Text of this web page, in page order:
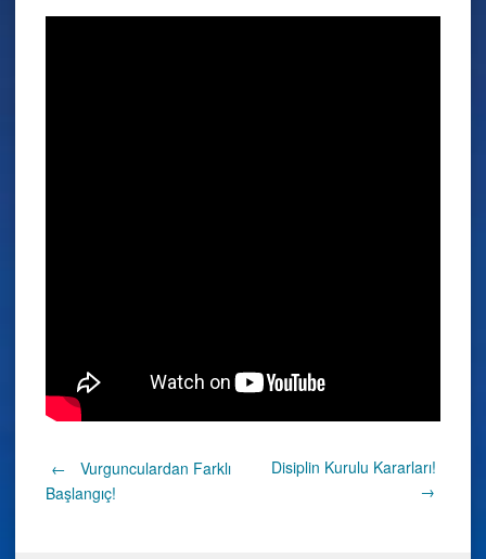
Post
←
Vurgunculardan Farklı
Başlangıç!
Disiplin Kurulu Kararları!
→